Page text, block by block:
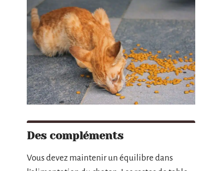
Des compléments
Vous devez maintenir un équilibre dans